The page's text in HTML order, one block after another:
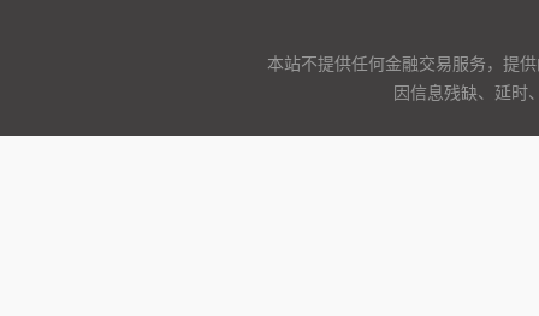
本站不提供任何金融交易服务，提
因信息残缺、延时